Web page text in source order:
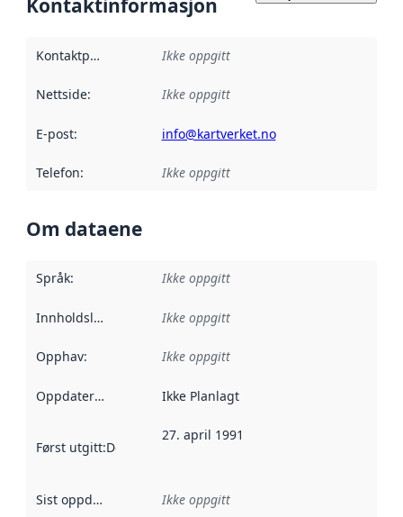
Kontaktinformasjon
Kontaktpunkt Ikke oppgitt
Nettside: Ikke oppgitt
E-post: info@kartverket.no
Telefon: Ikke oppgitt
Om dataene
Språk: Ikke oppgitt
Innholdsleverandører :
Ikke oppgitt
Opphav: Ikke oppgitt
Oppdateringsfrekvens :
Ikke Planlagt
Først utgitt:Denne datoen sier når dataene i dette
27. april 1991
Sist oppdatert Ikke oppgitt